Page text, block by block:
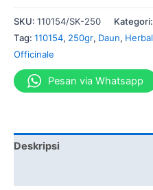
SKU: 110154/SK-250 Kategori:
Tag: 110154, 250gr, Daun, Herbal
Officinale
Pesan via Whatsapp
Deskripsi